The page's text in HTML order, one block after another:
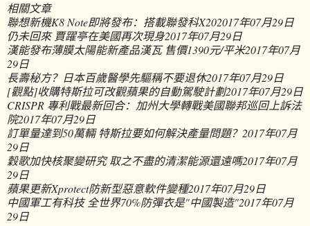
相關文章
聯想新機K8 Note即將發布：搭載聯發科X202017年07月29日
仍未回來 賈躍亭在美國再次現身2017年07月29日
漢能發布薄膜太陽能新產品漢瓦 售價1390元/平米2017年07月
29日
長壽秘方？日本百歲醫學先驅稱不要退休2017年07月29日
[觀點]收購特斯拉可改觀蘋果的自動駕駛計劃2017年07月29日
CRISPR 專利戰最新回合：加州大學轉戰美國聯邦巡回上訴法
院2017年07月29日
訂單量達到50萬輛 特斯拉要如何解決產量問題？ 2017年07月
29日
穀歌加快核聚變研究 取之不盡的清潔能源還遠嗎2017年07月
29日
蘋果更新Xprotect防新型惡意軟件變種2017年07月29日
中國軍工有科技 全世界70%防彈衣是"中國製造"2017年07月
29日